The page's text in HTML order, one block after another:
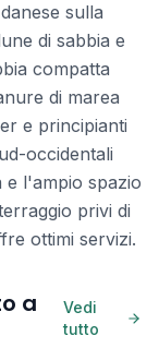
sulla
di sabbia e
compatta
di marea
e principianti
occidentali
e l'ampio spazio
privi di
ottimi servizi.
a
Vedi
tutto